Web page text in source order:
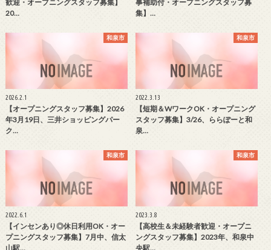
歓迎・オープニングスタッフ募集】
20…
事補助付・オープニングスタッフ募
集】…
和泉市
2026.2.1
【オープニングスタッフ募集】2026
年3月19日、三井ショッピングパー
ク…
和泉市
2022.3.13
【短期＆WワークOK・オープニング
スタッフ募集】3/26、ららぽーと和
泉…
和泉市
2022.6.1
【インセンあり◎休日利用OK・オー
プニングスタッフ募集】7月中、信太
山駅…
和泉市
2023.3.8
【高校生＆未経験者歓迎・オープニ
ングスタッフ募集】2023年、和泉中
央駅…